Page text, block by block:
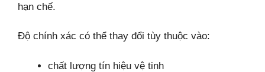
hạn chế.
Độ chính xác có thể thay đổi tùy thuộc vào:
chất lượng tín hiệu vệ tinh